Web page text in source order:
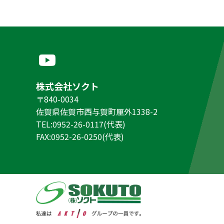
株式会社ソクト
〒840-0034
佐賀県佐賀市西与賀町厘外1338-2
TEL:0952-26-0117(代表)
FAX:0952-26-0250(代表)